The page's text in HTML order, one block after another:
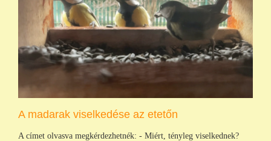
A madarak viselkedése az etetőn
A címet olvasva megkérdezhetnék: - Miért, tényleg viselkednek?